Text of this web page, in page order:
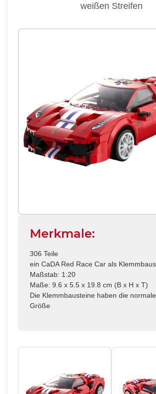
weißen Streifen
Merkmale:
306 Teile
ein CaDA Red Race Car als
Maßstab: 1:20
Maße: 9.6 x 5.5 x 19.8 cm (B x H x T)
Die Klemmbausteine haben die
Größe